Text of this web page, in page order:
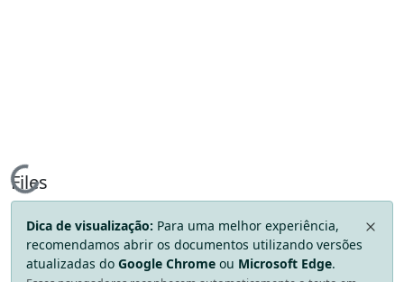
Loading...
Files
Dica de visualização: Para uma melhor experiência,
recomendamos abrir os documentos utilizando versões
atualizadas do Google Chrome ou Microsoft Edge.